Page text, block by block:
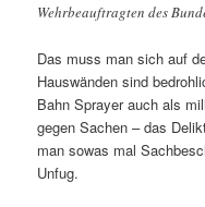
Wehrbeauftragten des
Das muss man sich auf
Hauswänden sind
Bahn Sprayer auch als
gegen Sachen – das
man sowas mal
Unfug.